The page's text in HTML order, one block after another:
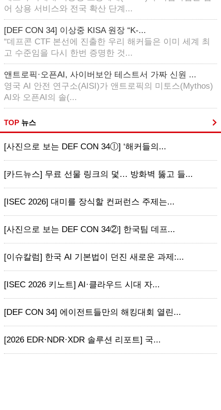
어 상용 서비스와 전국 확산 단계...
[DEF CON 34] 이상중 KISA 원장 “K-...
“데프콘 CTF 본선에 진출한 우리 해커들은 이미 세계 최
고 수준임을 다시 한번 증명한 것...
앤트로픽·오픈AI, 사이버보안 테스트서 가짜 신원 ...
영국 AI 안전 연구소(AISI)가 앤트로픽의 미토스(Mythos)
AI와 오픈AI의 솔(...
TOP 뉴스
[사진으로 보는 DEF CON 34ⓛ] ‘해커들의...
[카드뉴스] 무료 선물 링크의 덫… 방화벽 뚫고 들...
[ISEC 2026] 대미를 장식할 컨퍼런스 주제는...
[사진으로 보는 DEF CON 34②] 한국팀 데프...
[이슈칼럼] 한국 AI 기본법이 던진 새로운 과제:...
[ISEC 2026 키노트] AI·클라우드 시대 자...
[DEF CON 34] 에이전트들만의 해킹대회 열린...
[2026 EDR·NDR·XDR 솔루션 리포트] 국...